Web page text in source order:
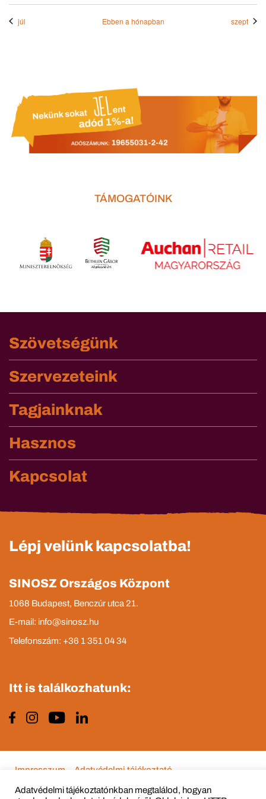
júl Ebben a hónapban szept
TÁMOGATÓINK
Szövetségünk
Szervezeteink
Tagjainknak
Hasznos
Kapcsolat
Lépj velünk kapcsolatba!
SINOSZ Országos Központ
1068 Budapest, Benczúr utca 21.
E-mail: info@sinosz.hu
Telefonszám: +36 1 351 04 34
Itt is találkozhatunk:
Impresszum Adatvédelmi tájékoztató
Adatvédelmi tájékoztatónkban megtalálod, hogyan